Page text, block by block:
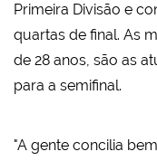
Primeira Divisão e
quartas de final. As
de 28 anos, são as
para a semifinal.
"A gente concilia